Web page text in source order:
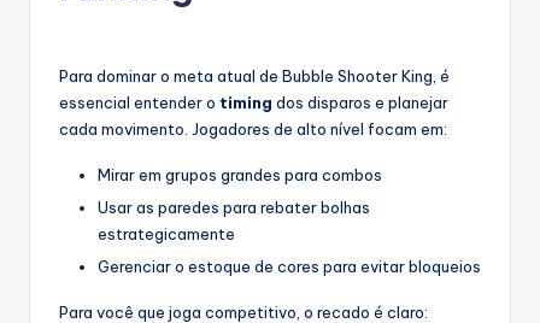
Para dominar o meta atual de Bubble Shooter King, é
essencial entender o timing dos disparos e planejar
cada movimento. Jogadores de alto nível focam em:
Mirar em grupos grandes para combos
Usar as paredes para rebater bolhas
estrategicamente
Gerenciar o estoque de cores para evitar bloqueios
Para você que joga competitivo, o recado é claro: